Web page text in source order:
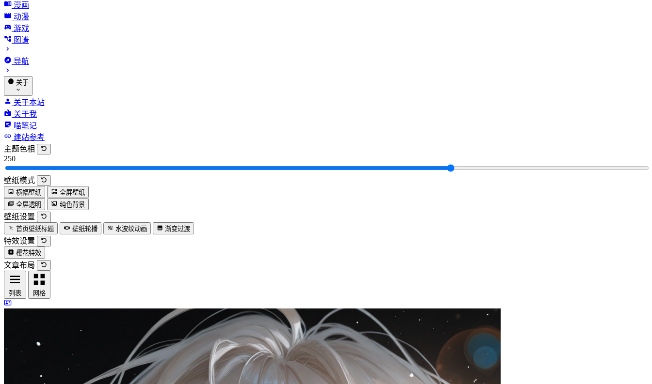
漫画
动漫
游戏
图谱
导航
关于
关于本站
关于我
喵笔记
建站参考
主题色相
250
壁纸模式
横幅壁纸
全屏壁纸
全屏透明
纯色背景
壁纸设置
首页壁纸标题 壁纸轮播 水波纹动画 渐变过渡
特效设置
樱花特效
文章布局
列表 网格